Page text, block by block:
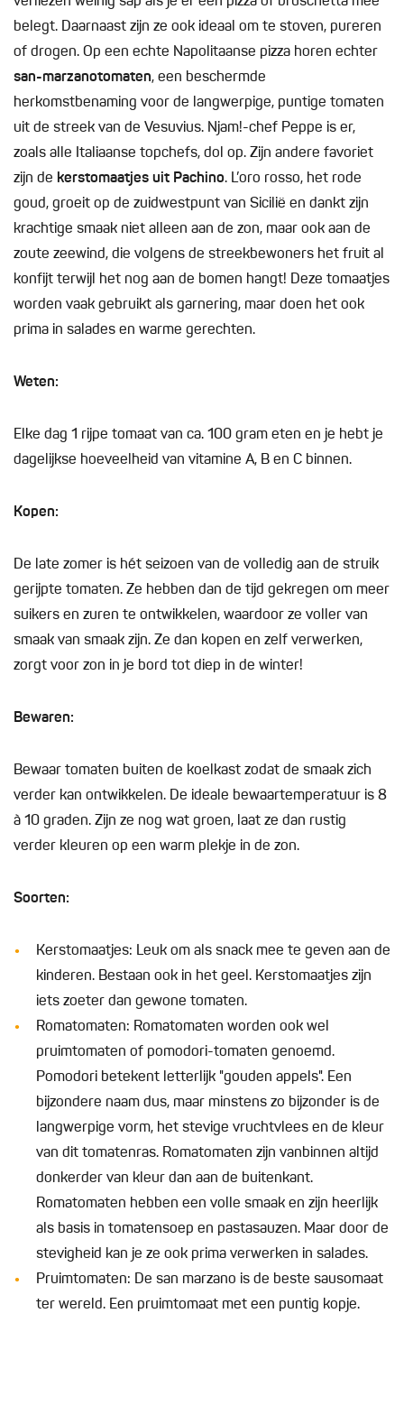
belegt. Daarnaast zijn ze ook ideaal om te stoven, pureren
of drogen. Op een echte Napolitaanse pizza horen echter
san-marzanotomaten, een beschermde
herkomstbenaming voor de langwerpige, puntige tomaten
uit de streek van de Vesuvius. Njam!-chef Peppe is er,
zoals alle Italiaanse topchefs, dol op. Zijn andere favoriet
zijn de kerstomaatjes uit Pachino. L’oro rosso, het rode
goud, groeit op de zuidwestpunt van Sicilië en dankt zijn
krachtige smaak niet alleen aan de zon, maar ook aan de
zoute zeewind, die volgens de streekbewoners het fruit al
konfijt terwijl het nog aan de bomen hangt! Deze tomaatjes
worden vaak gebruikt als garnering, maar doen het ook
prima in salades en warme gerechten.
Weten:
Elke dag 1 rijpe tomaat van ca. 100 gram eten en je hebt je
dagelijkse hoeveelheid van vitamine A, B en C binnen.
Kopen:
De late zomer is hét seizoen van de volledig aan de struik
gerijpte tomaten. Ze hebben dan de tijd gekregen om meer
suikers en zuren te ontwikkelen, waardoor ze voller van
smaak van smaak zijn. Ze dan kopen en zelf verwerken,
zorgt voor zon in je bord tot diep in de winter!
Bewaren:
Bewaar tomaten buiten de koelkast zodat de smaak zich
verder kan ontwikkelen. De ideale bewaartemperatuur is 8
à 10 graden. Zijn ze nog wat groen, laat ze dan rustig
verder kleuren op een warm plekje in de zon.
Soorten:
Kerstomaatjes: Leuk om als snack mee te geven aan de
kinderen. Bestaan ook in het geel. Kerstomaatjes zijn
iets zoeter dan gewone tomaten.
Romatomaten: Romatomaten worden ook wel
pruimtomaten of pomodori-tomaten genoemd.
Pomodori betekent letterlijk "gouden appels". Een
bijzondere naam dus, maar minstens zo bijzonder is de
langwerpige vorm, het stevige vruchtvlees en de kleur
van dit tomatenras. Romatomaten zijn vanbinnen altijd
donkerder van kleur dan aan de buitenkant.
Romatomaten hebben een volle smaak en zijn heerlijk
als basis in tomatensoep en pastasauzen. Maar door de
stevigheid kan je ze ook prima verwerken in salades.
Pruimtomaten: De san marzano is de beste sausomaat
ter wereld. Een pruimtomaat met een puntig kopje.